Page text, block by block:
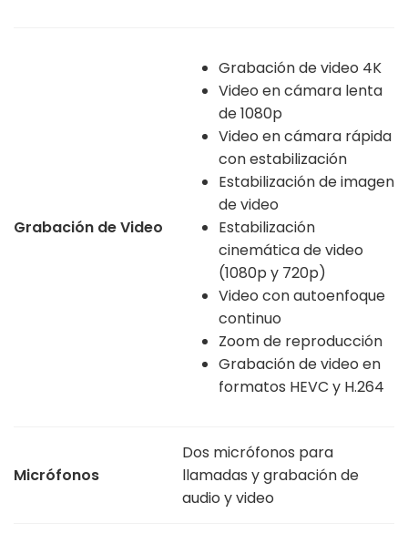
Grabación de Video
Grabación de video 4K
Video en cámara lenta
de 1080p
Video en cámara rápida
con estabilización
Estabilización de imagen
de video
Estabilización
cinemática de video
(1080p y 720p)
Video con autoenfoque
continuo
Zoom de reproducción
Grabación de video en
formatos HEVC y H.264
Micrófonos
Dos micrófonos para
llamadas y grabación de
audio y video